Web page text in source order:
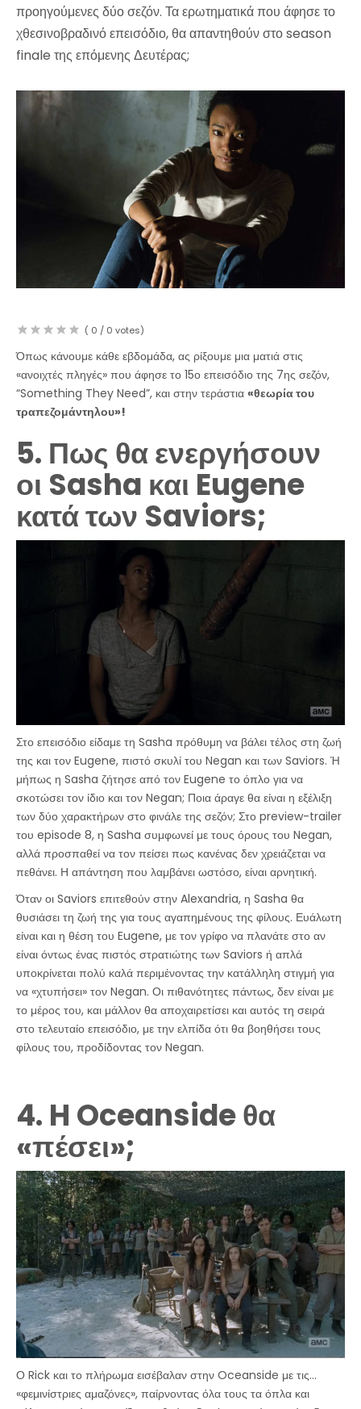
προηγούμενες δύο σεζόν. Τα ερωτηματικά που άφησε το
χθεσινοβραδινό επεισόδιο, θα απαντηθούν στο season
finale της επόμενης Δευτέρας;
( 0 / 0 votes)
Όπως κάνουμε κάθε εβδομάδα, ας ρίξουμε μια ματιά στις
«ανοιχτές πληγές» που άφησε το 15ο επεισόδιο της 7ης σεζόν,
“Something They Need”, και στην τεράστια «θεωρία του
τραπεζομάντηλου»!
5. Πως θα ενεργήσουν
οι Sasha και Eugene
κατά των Saviors;
Στο επεισόδιο είδαμε τη Sasha πρόθυμη να βάλει τέλος στη ζωή
της και τον Eugene, πιστό σκυλί του Negan και των Saviors. Ή
μήπως η Sasha ζήτησε από τον Eugene το όπλο για να
σκοτώσει τον ίδιο και τον Negan; Ποια άραγε θα είναι η εξέλιξη
των δύο χαρακτήρων στο φινάλε της σεζόν; Στο preview-trailer
του episode 8, η Sasha συμφωνεί με τους όρους του Negan,
αλλά προσπαθεί να τον πείσει πως κανένας δεν χρειάζεται να
πεθάνει. Η απάντηση που λαμβάνει ωστόσο, είναι αρνητική.
Όταν οι Saviors επιτεθούν στην Alexandria, η Sasha θα
θυσιάσει τη ζωή της για τους αγαπημένους της φίλους. Ευάλωτη
είναι και η θέση του Eugene, με τον γρίφο να πλανάτε στο αν
είναι όντως ένας πιστός στρατιώτης των Saviors ή απλά
υποκρίνεται πολύ καλά περιμένοντας την κατάλληλη στιγμή για
να «χτυπήσει» τον Negan. Οι πιθανότητες πάντως, δεν είναι με
το μέρος του, και μάλλον θα αποχαιρετίσει και αυτός τη σειρά
στο τελευταίο επεισόδιο, με την ελπίδα ότι θα βοηθήσει τους
φίλους του, προδίδοντας τον Negan.
4. H Oceanside θα
«πέσει»;
Ο Rick και το πλήρωμα εισέβαλαν στην Oceanside με τις…
«φεμινίστριες αμαζόνες», παίρνοντας όλα τους τα όπλα και